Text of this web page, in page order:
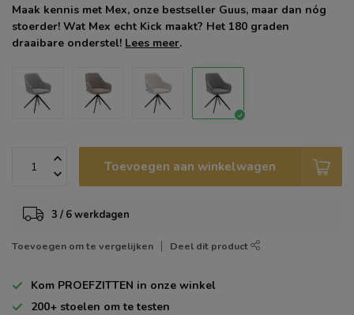
Maak kennis met Mex, onze bestseller Guus, maar dan nóg
stoerder! Wat Mex echt Kick maakt? Het 180 graden
draaibare onderstel! Lees meer.
Toevoegen aan winkelwagen
3 / 6 werkdagen
Toevoegen om te vergelijken Deel dit product
Kom PROEFZITTEN in onze winkel
200+ stoelen om te testen